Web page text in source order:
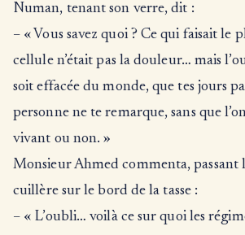
Numan, tenant son verre, dit :
– « Vous savez quoi ? Ce qui faisait le
cellule n’était pas la douleur… mais
soit effacée du monde, que tes jours
personne ne te remarque, sans que
vivant ou non. »
Monsieur Ahmed commenta, passant
cuillère sur le bord de la tasse :
– « L’oubli… voilà ce sur quoi les